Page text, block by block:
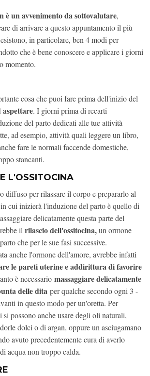
è un avvenimento da sottovalutare,
di arrivare a questo appuntamento il più
in particolare, ben 4 modi per
che è bene conoscere e applicare i giorni
momento.
cosa che puoi fare prima dell'inizio del
. I giorni prima di recarti
del parto dedicati alle tue attività
ad esempio, attività quali leggere un libro,
fare le normali faccende domestiche,
stancanti.
L'OSSITOCINA
diffuso per rilassare il corpo e prepararlo al
cui inizierà l'induzione del parto è quello di
delicatamente questa parte del
il rilascio dell'ossitocina,un ormone
che per le sue fasi successive.
anche l'ormone dell'amore, avrebbe infatti
le pareti uterine e addirittura di favorire
è necessario massaggiare delicatamente
delle dita per qualche secondo ogni 3 -
in questo modo per un'oretta. Per
si possono anche usare degli oli naturali,
dolci o di argan, oppure un asciugamano
avuto precedentemente cura di averlo
acqua non troppo calda.